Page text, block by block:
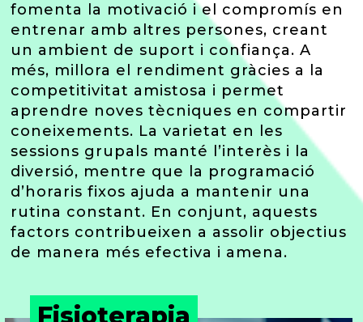
fomenta la motivació i el compromís en
entrenar amb altres persones, creant
un ambient de suport i confiança. A
més, millora el rendiment gràcies a la
competitivitat amistosa i permet
aprendre noves tècniques en compartir
coneixements. La varietat en les
sessions grupals manté l’interès i la
diversió, mentre que la programació
d’horaris fixos ajuda a mantenir una
rutina constant. En conjunt, aquests
factors contribueixen a assolir objectius
de manera més efectiva i amena.